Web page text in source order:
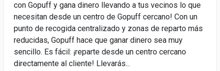
con Gopuff y gana dinero llevando a tus vecinos lo que
necesitan desde un centro de Gopuff cercano! Con un
punto de recogida centralizado y zonas de reparto más
reducidas, Gopuff hace que ganar dinero sea muy
sencillo. Es fácil: ¡reparte desde un centro cercano
directamente al cliente! Llevarás...